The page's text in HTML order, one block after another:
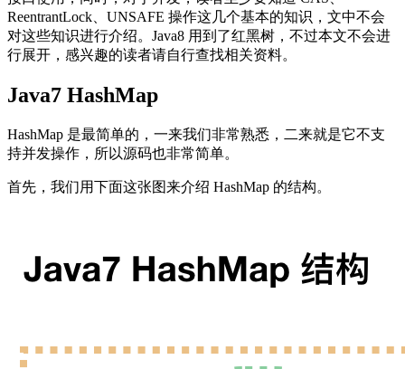
ReentrantLock、UNSAFE 操作这几个基本的知识，文中不会
对这些知识进行介绍。Java8 用到了红黑树，不过本文不会进
行展开，感兴趣的读者请自行查找相关资料。
Java7 HashMap
HashMap 是最简单的，一来我们非常熟悉，二来就是它不支
持并发操作，所以源码也非常简单。
首先，我们用下面这张图来介绍 HashMap 的结构。